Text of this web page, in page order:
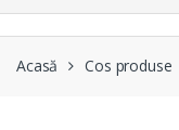
Acasă Cos produse